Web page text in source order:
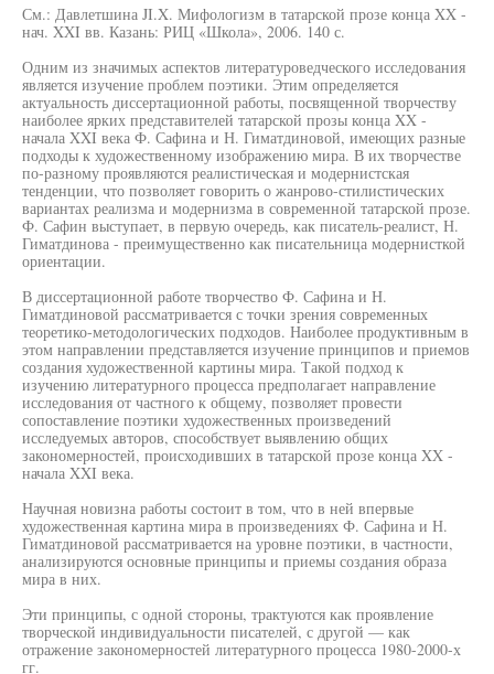
См.: Давлетшина JI.X. Мифологизм в татарской прозе конца XX -
нач. XXI вв. Казань: РИЦ «Школа», 2006. 140 с.
Одним из значимых аспектов литературоведческого исследования
является изучение проблем поэтики. Этим определяется
актуальность диссертационной работы, посвященной творчеству
наиболее ярких представителей татарской прозы конца XX -
начала XXI века Ф. Сафина и Н. Гиматдиновой, имеющих разные
подходы к художественному изображению мира. В их творчестве
по-разному проявляются реалистическая и модернистская
тенденции, что позволяет говорить о жанрово-стилистических
вариантах реализма и модернизма в современной татарской прозе.
Ф. Сафин выступает, в первую очередь, как писатель-реалист, Н.
Гиматдинова - преимущественно как писательница модернисткой
ориентации.
В диссертационной работе творчество Ф. Сафина и Н.
Гиматдиновой рассматривается с точки зрения современных
теоретико-методологических подходов. Наиболее продуктивным в
этом направлении представляется изучение принципов и приемов
создания художественной картины мира. Такой подход к
изучению литературного процесса предполагает направление
исследования от частного к общему, позволяет провести
сопоставление поэтики художественных произведений
исследуемых авторов, способствует выявлению общих
закономерностей, происходивших в татарской прозе конца XX -
начала XXI века.
Научная новизна работы состоит в том, что в ней впервые
художественная картина мира в произведениях Ф. Сафина и Н.
Гиматдиновой рассматривается на уровне поэтики, в частности,
анализируются основные принципы и приемы создания образа
мира в них.
Эти принципы, с одной стороны, трактуются как проявление
творческой индивидуальности писателей, с другой — как
отражение закономерностей литературного процесса 1980-2000-х
гг.